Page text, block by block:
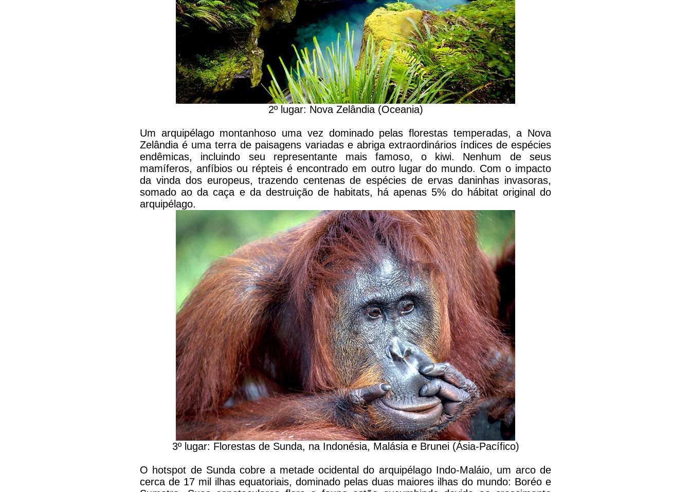
2º lugar: Nova Zelândia (Oceania)
Um arquipélago montanhoso uma vez dominado pelas florestas temperadas, a Nova
Zelândia é uma terra de paisagens variadas e abriga extraordinários índices de espécies
endêmicas, incluindo seu representante mais famoso, o kiwi. Nenhum de seus
mamíferos, anfíbios ou répteis é encontrado em outro lugar do mundo. Com o impacto
da vinda dos europeus, trazendo centenas de espécies de ervas daninhas invasoras,
somado ao da caça e da destruição de habitats, há apenas 5% do hábitat original do
arquipélago.
3º lugar: Florestas de Sunda, na Indonésia, Malásia e Brunei (Ásia-Pacífico)
O hotspot de Sunda cobre a metade ocidental do arquipélago Indo-Maláio, um arco de
cerca de 17 mil ilhas equatoriais, dominado pelas duas maiores ilhas do mundo: Boréo e